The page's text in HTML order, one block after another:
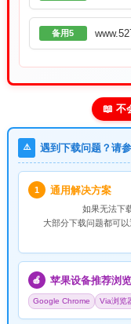
备用5
📖 不
⚠️ 遇到下载问题？请
1 通用解决方案
如果无法下
大部分下载问题都可
🍎 苹果设备推荐浏
Google Chrome Via浏览